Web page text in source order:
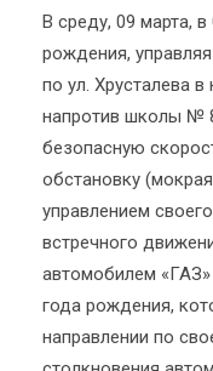
В среду, 09 марта,
рождения,
по ул. Хрусталева
напротив школы №
безопасную
обстановку
управлением
встречного
автомобилем
года рождения,
направлении по